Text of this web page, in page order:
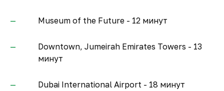
Museum of the Future - 12 минут
Downtown, Jumeirah Emirates Towers - 13
минут
Dubai International Airport - 18 минут